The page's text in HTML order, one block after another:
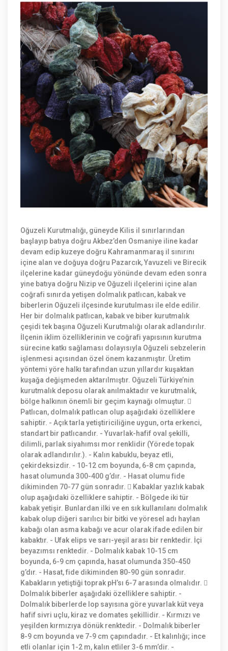
Oğuzeli Kurutmalığı, güneyde Kilis il sınırlarından
başlayıp batıya doğru Akbez’den Osmaniye iline kadar
devam edip kuzeye doğru Kahramanmaraş il sınırını
içine alan ve doğuya doğru Pazarcık, Yavuzeli ve Birecik
ilçelerine kadar güneydoğu yönünde devam eden sonra
yine batıya doğru Nizip ve Oğuzeli ilçelerini içine alan
coğrafi sınırda yetişen dolmalık patlıcan, kabak ve
biberlerin Oğuzeli ilçesinde kurutulması ile elde edilir.
Her bir dolmalık patlıcan, kabak ve biber kurutmalık
çeşidi tek başına Oğuzeli Kurutmalığı olarak adlandırılır.
İlçenin iklim özelliklerinin ve coğrafi yapısının kurutma
sürecine katkı sağlaması dolayısıyla Oğuzeli sebzelerin
işlenmesi açısından özel önem kazanmıştır. Üretim
yöntemi yöre halkı tarafından uzun yıllardır kuşaktan
kuşağa değişmeden aktarılmıştır. Oğuzeli Türkiye’nin
kurutmalık deposu olarak anılmaktadır ve kurutmalık,
bölge halkının önemli bir geçim kaynağı olmuştur. 
Patlıcan, dolmalık patlıcan olup aşağıdaki özelliklere
sahiptir. - Açık tarla yetiştiriciliğine uygun, orta erkenci,
standart bir patlıcandır. - Yuvarlak-hafif oval şekilli,
dilimli, parlak siyahımsı mor renklidir (Yörede topak
olarak adlandırılır.). - Kalın kabuklu, beyaz etli,
çekirdeksizdir. - 10-12 cm boyunda, 6-8 cm çapında,
hasat olumunda 300-400 g’dır. - Hasat olumu fide
dikiminden 70-77 gün sonradır.  Kabaklar yazlık kabak
olup aşağıdaki özelliklere sahiptir. - Bölgede iki tür
kabak yetişir. Bunlardan ilki ve en sık kullanılanı dolmalık
kabak olup diğeri sarılıcı bir bitki ve yöresel adı haylan
kabağı olan asma kabağı ve acur olarak ifade edilen bir
kabaktır. - Ufak elips ve sarı-yeşil arası bir renktedir. İçi
beyazımsı renktedir. - Dolmalık kabak 10-15 cm
boyunda, 6-9 cm çapında, hasat olumunda 350-450
g’dır. - Hasat, fide dikiminden 80-90 gün sonradır.
Kabakların yetiştiği toprak pH’sı 6-7 arasında olmalıdır. 
Dolmalık biberler aşağıdaki özelliklere sahiptir. -
Dolmalık biberlerde lop sayısına göre yuvarlak küt veya
hafif sivri uçlu, kiraz ve domates şekillidir. - Kırmızı ve
yeşilden kırmızıya dönük renktedir. - Dolmalık biberler
8-9 cm boyunda ve 7-9 cm çapındadır. - Et kalınlığı; ince
etli olanlar için 1-2 m, kalın etliler 3-6 mm’dir. -